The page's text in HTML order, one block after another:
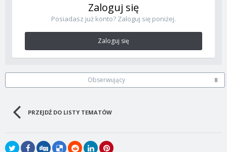
Zaloguj się
Posiadasz już konto? Zaloguj się poniżej.
Zaloguj się
Obserwujący 8
PRZEJDŹ DO LISTY TEMATÓW